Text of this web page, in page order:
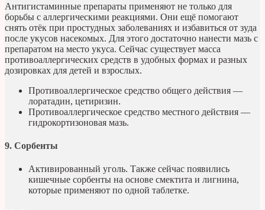
Антигистаминные препараты применяют не только для
борьбы с аллергическими реакциями. Они ещё помогают
снять отёк при простудных заболеваниях и избавиться от зуда
после укусов насекомых. Для этого достаточно нанести мазь с
препаратом на место укуса. Сейчас существует масса
противоаллергических средств в удобных формах и разных
дозировках для детей и взрослых.
Противоаллергическое средство общего действия —
лоратадин, цетиризин.
Противоаллергическое средство местного действия —
гидрокортизоновая мазь.
9. Сорбенты
Активированный уголь. Также сейчас появились
кишечные сорбенты на основе смектита и лигнина,
которые применяют по одной таблетке.